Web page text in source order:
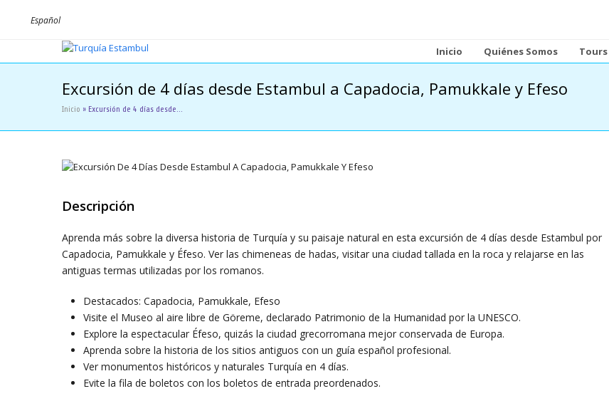
Español
Inicio Quiénes Somos Tours
Excursión de 4 días desde Estambul a Capadocia, Pamukkale y Efeso
Inicio » Excursión de 4 días desde…
Descripción
Aprenda más sobre la diversa historia de Turquía y su paisaje natural en esta excursión de 4 días desde Estambul por
Capadocia, Pamukkale y Éfeso. Ver las chimeneas de hadas, visitar una ciudad tallada en la roca y relajarse en las
antiguas termas utilizadas por los romanos.
Destacados: Capadocia, Pamukkale, Efeso
Visite el Museo al aire libre de Göreme, declarado Patrimonio de la Humanidad por la UNESCO.
Explore la espectacular Éfeso, quizás la ciudad grecorromana mejor conservada de Europa.
Aprenda sobre la historia de los sitios antiguos con un guía español profesional.
Ver monumentos históricos y naturales Turquía en 4 días.
Evite la fila de boletos con los boletos de entrada preordenados.